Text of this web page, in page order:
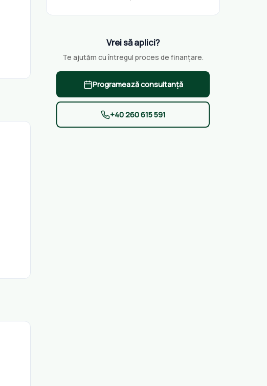
Vrei să aplici?
Te ajutăm cu întregul proces de finanțare.
Programează consultanță
+40 260 615 591